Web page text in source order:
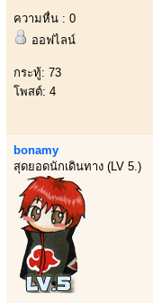
ความหื่น : 0
ออฟไลน์
กระทู้: 73
โพสต์: 4
bonamy
สุดยอดนักเดินทาง (LV 5.)